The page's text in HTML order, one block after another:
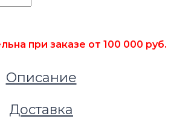
при заказе от 100 000 руб.
Описание
Доставка